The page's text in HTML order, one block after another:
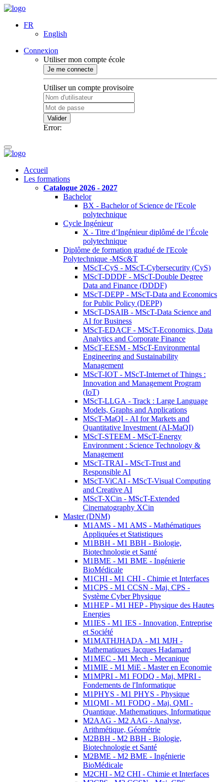
FR
English
Connexion
Utiliser mon compte école
Je me connecte
Utiliser un compte provisoire
Valider
Error:
Accueil
Les formations
Catalogue 2026 - 2027
Bachelor
BX - Bachelor of Science de l'Ecole
polytechnique
Cycle Ingénieur
X - Titre d’Ingénieur diplômé de l’École
polytechnique
Diplôme de formation gradué de l'Ecole
Polytechnique -MSc&T
MScT-CyS - MScT-Cybersecurity (CyS)
MScT-DDDF - MScT-Double Degree
Data and Finance (DDDF)
MScT-DEPP - MScT-Data and Economics
for Public Policy (DEPP)
MScT-DSAIB - MScT-Data Science and
AI for Business
MScT-EDACF - MScT-Economics, Data
Analytics and Corporate Finance
MScT-EESM - MScT-Environmental
Engineering and Sustainability
Management
MScT-IOT - MScT-Internet of Things :
Innovation and Management Program
(IoT)
MScT-LLGA - Track : Large Language
Models, Graphs and Applications
MScT-MaQI - AI for Markets and
Quantitative Investment (AI-MaQI)
MScT-STEEM - MScT-Energy
Environment : Science Technology &
Management
MScT-TRAI - MScT-Trust and
Responsible AI
MScT-ViCAI - MScT-Visual Computing
and Creative AI
MScT-XCin - MScT-Extended
Cinematography XCin
Master (DNM)
M1AMS - M1 AMS - Mathématiques
Appliquées et Statistiques
M1BBH - M1 BBH - Biologie,
Biotechnologie et Santé
M1BME - M1 BME - Ingénierie
BioMédicale
M1CHI - M1 CHI - Chimie et Interfaces
M1CPS - M1 CCSN - Maj. CPS -
Système Cyber Physique
M1HEP - M1 HEP - Physique des Hautes
Energies
M1IES - M1 IES - Innovation, Entreprise
et Société
M1MATHJHADA - M1 MJH -
Mathematiques Jacques Hadamard
M1MEC - M1 Mech - Mecanique
M1MIE - M1 MiE - Master en Economie
M1MPRI - M1 FODQ - Maj. MPRI -
Fondements de l'Informatique
M1PHYS - M1 PHYS - Physique
M1QMI - M1 FODQ - Maj. QMI -
Quantique, Mathematiques, Informatique
M2AAG - M2 AAG - Analyse,
Arithmétique, Géométrie
M2BBH - M2 BBH - Biologie,
Biotechnologie et Santé
M2BME - M2 BME - Ingénierie
BioMédicale
M2CHI - M2 CHI - Chimie et Interfaces